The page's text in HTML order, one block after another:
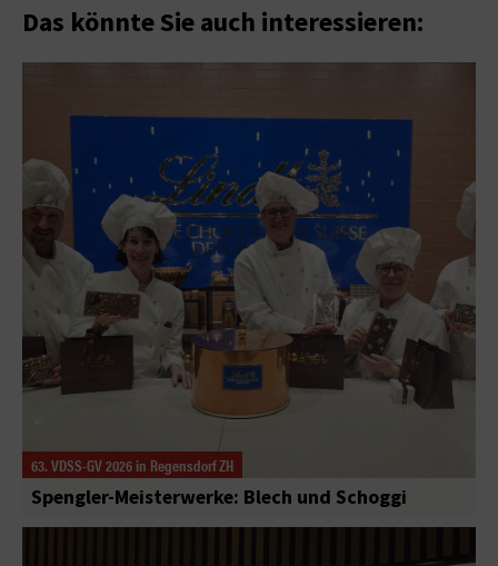
Das könnte Sie auch interessieren:
63. VDSS-GV 2026 in Regensdorf ZH
Spengler-Meisterwerke: Blech und Schoggi